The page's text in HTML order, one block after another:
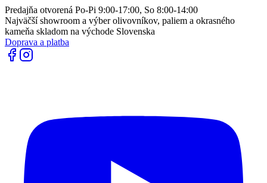
Predajňa otvorená Po-Pi 9:00-17:00, So 8:00-14:00
Najväčší showroom a výber olivovníkov, paliem a okrasného
kameňa skladom na východe Slovenska
Doprava a platba